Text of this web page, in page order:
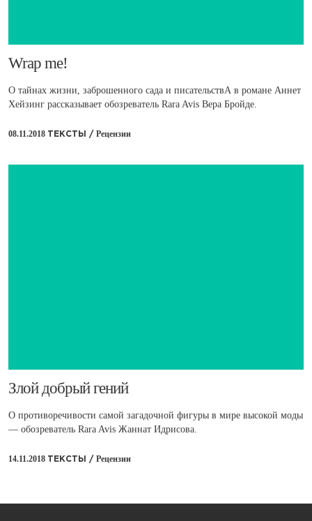
​Wrap me!
О тайнах жизни, заброшенного сада и писательствА в романе Аннет
Хейзинг рассказывает обозреватель Rara Avis Вера Бройде.
08.11.2018 ТЕКСТЫ / Рецензии
​Злой добрый гений
О противоречивости самой загадочной фигуры в мире высокой моды
— обозреватель Rara Avis Жаннат Идрисова.
14.11.2018 ТЕКСТЫ / Рецензии